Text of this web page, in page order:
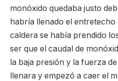
monóxido quedaba justo
habría llenado el entretecho
caldera se había prendido
ser que el caudal de
la baja presión y la fuerza
llenara y empezó a caer el